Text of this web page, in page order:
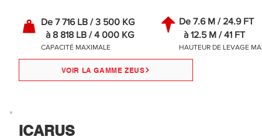
De 7 716 LB / 3 500 KG
à 8 818 LB / 4 000 KG
CAPACITÉ MAXIMALE
De 7.6 M / 24.9 FT
à 12.5 M / 41 FT
HAUTEUR DE LEVAGE
VOIR LA GAMME ZEUS
ICARUS